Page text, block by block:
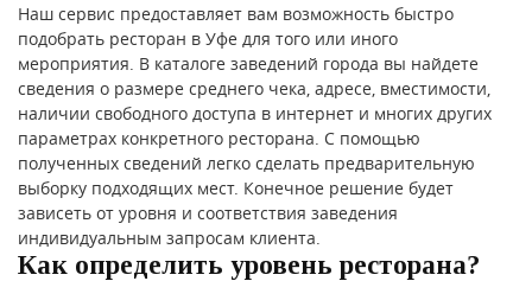
Наш сервис предоставляет вам возможность быстро
подобрать ресторан в Уфе для того или иного
мероприятия. В каталоге заведений города вы найдете
сведения о размере среднего чека, адресе, вместимости,
наличии свободного доступа в интернет и многих других
параметрах конкретного ресторана. С помощью
полученных сведений легко сделать предварительную
выборку подходящих мест. Конечное решение будет
зависеть от уровня и соответствия заведения
индивидуальным запросам клиента.
Как определить уровень ресторана?